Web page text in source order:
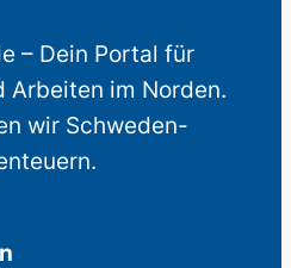
– Dein Portal für
Arbeiten im Norden.
wir Schweden-